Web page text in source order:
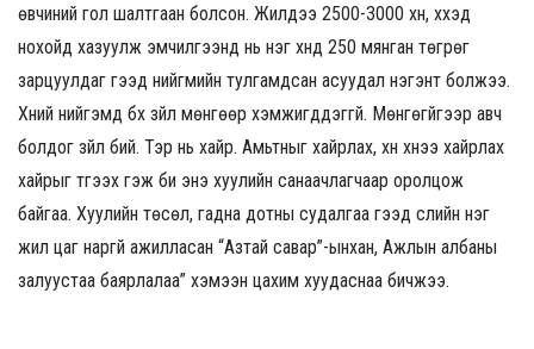
өвчиний гол шалтгаан болсон. Жилдээ 2500-3000 хүн, хүүхэд
нохойд хазуулж эмчилгээнд нь нэг хүнд 250 мянган төгрөг
зарцуулдаг гээд нийгмийн тулгамдсан асуудал нэгэнт болжээ.
Хүний нийгэмд бүх зүйл мөнгөөр хэмжигддэггүй. Мөнгөгүйгээр авч
болдог зүйл бий. Тэр нь хайр. Амьтныг хайрлах, хүн хүнээ хайрлах
хайрыг түгээх гэж би энэ хуулийн санаачлагчаар оролцож
байгаа. Хуулийн төсөл, гадна дотны судалгаа гээд сүүлийн нэг
жил цаг наргүй ажилласан “Азтай савар”-ынхан, Ажлын албаны
залуустаа баярлалаа” хэмээн цахим хуудаснаа бичжээ.